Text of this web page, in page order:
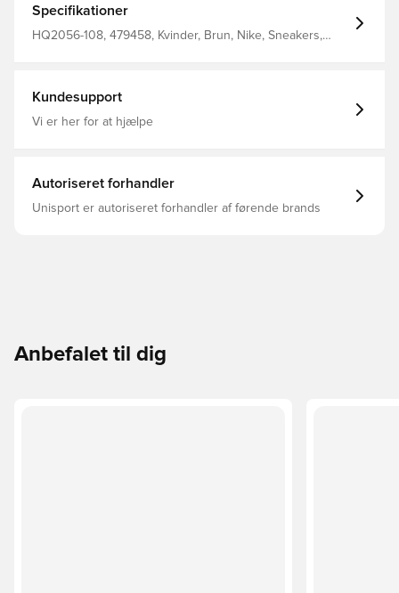
Specifikationer
HQ2056-108, 479458, Kvinder, Brun, Nike, Sneakers,
Kundesupport
Vi er her for at hjælpe
Autoriseret forhandler
Unisport er autoriseret forhandler af førende brands
Anbefalet til dig